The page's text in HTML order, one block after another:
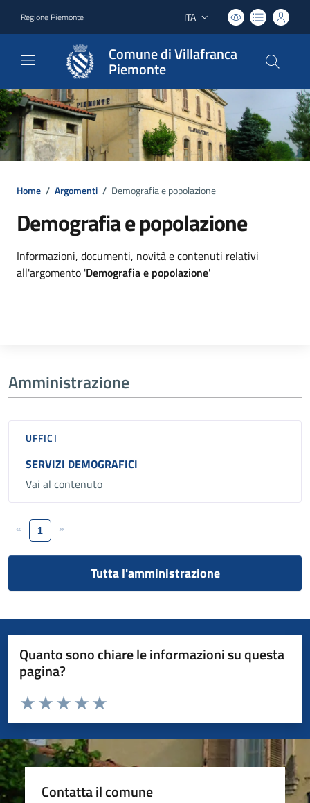
Regione Piemonte Lingua attiva:
ITA
Comune di Villafranca
Piemonte
Home / Argomenti / Demografia e popolazione
Demografia e popolazione
Dettagli argomento
Informazioni, documenti, novità e contenuti relativi
all'argomento 'Demografia e popolazione'
Amministrazione
UFFICI
SERVIZI DEMOGRAFICI
Vai al contenuto
« 1 »
Tutta l'amministrazione
Quanto sono chiare le informazioni su questa
pagina?
Valuta da 1 a 5 stelle la pagina
Valuta 5 stelle su 5
Valuta 4 stelle su 5
Valuta 3 stelle su 5
Valuta 2 stelle su 5
Valuta 1 stelle su 5
Contatta il comune